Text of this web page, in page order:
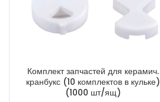
Комплект запчастей для керамич.
кранбукс (10 комплектов в кульке)
(1000 шт/ящ)